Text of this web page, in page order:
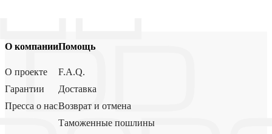
О компании
О проекте
Гарантии
Пресса о нас
Помощь
F.A.Q.
Доставка
Возврат и отмена
Таможенные пошлины